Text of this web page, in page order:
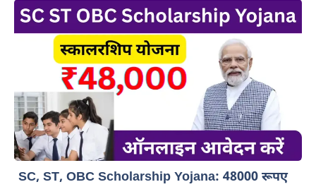
SC, ST, OBC Scholarship Yojana: 48000 रूपए